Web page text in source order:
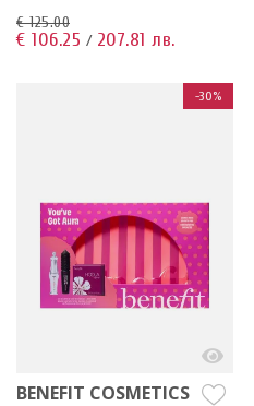
€ 125.00
€ 106.25 / 207.81 лв.
-30%
BENEFIT COSMETICS